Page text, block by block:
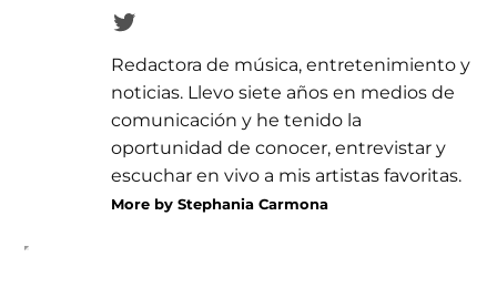
Redactora de música, entretenimiento y
noticias. Llevo siete años en medios de
comunicación y he tenido la
oportunidad de conocer, entrevistar y
escuchar en vivo a mis artistas favoritas.
More by Stephania Carmona